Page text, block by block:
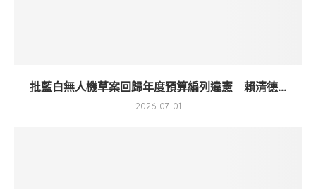
批藍白無人機草案回歸年度預算編列違憲 賴清德...
2026-07-01